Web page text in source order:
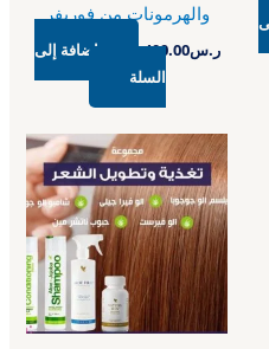
والهرمونات من فوريفر
ر.س400.00
إضافة إلى
السلة